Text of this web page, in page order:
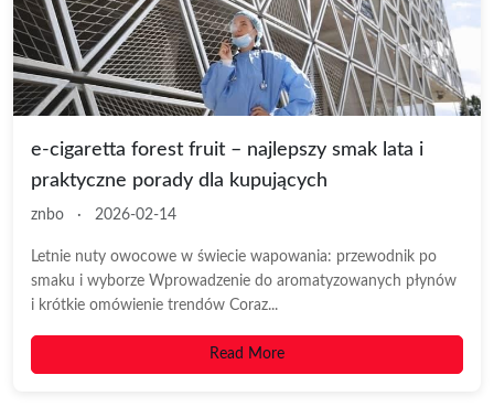
e-cigaretta forest fruit – najlepszy smak lata i
praktyczne porady dla kupujących
znbo · 2026-02-14
Letnie nuty owocowe w świecie wapowania: przewodnik po
smaku i wyborze Wprowadzenie do aromatyzowanych płynów
i krótkie omówienie trendów Coraz...
Read More